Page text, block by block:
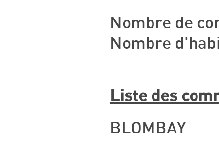
Nombre de
Nombre
Liste des
BLOMBAY